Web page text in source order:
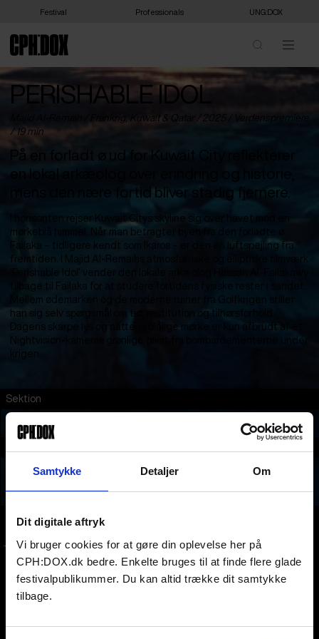
Samtykke Detaljer Om
Dit digitale aftryk
Vi bruger cookies for at gøre din oplevelse her på
CPH:DOX.dk bedre. Enkelte bruges til at finde flere glade
festivalpublikummer. Du kan altid trække dit samtykke
tilbage.
Festival Professionals UNG:DOX
TRAILER
PERISHABLE IDOL
Frankrig Kuwait& / 2025 /
/ 19 min
På en forladt ø ud for Kuwait City reflekterer
en lokal arkæolog over erindring og historie,
mens den nære fortid bliver stadig fjernere.
I horisonten rejser Kuwait Citys skyline sig over havet mod en
mørkeblå himmel. Når man betragter byen fra den forladte ø
Failaka – tidligere kendt som Ikaros – er den en luftspejling fra
fremtiden. I Majid Al-Remaihs atmosfæriske og elliptiske filmværk
‘Perishable Idol’ vender den lokale arkæolog Hassan Al-Failakawy
tilbage til Failaka for at studere fortidens fysiske rester i sandet.
Mellem ødemarken og de moderne ruiner fra Golfkrigen stiller
han sig selv spørgsmål om tid, restitution og tilhørsforhold.
Dagens skarpe lys og nattens blålige mørke er kun afbrudt af et
Nightvision-kameras grønlige glimt fra bombardementerne under
krigen.
Sektion
NEW:VISION
WATCH ONLINE 49 DKK
En del af